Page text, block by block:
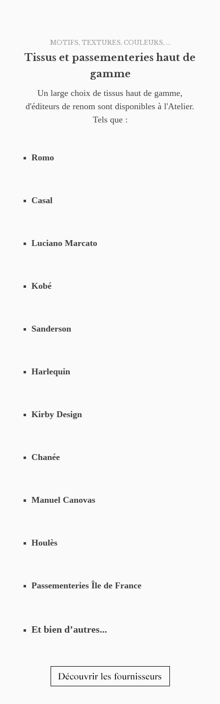
MOTIFS, TEXTURES, COULEURS, ...
Tissus et passementeries haut de
gamme
Un large choix de tissus haut de gamme,
d'éditeurs de renom sont disponibles à l'Atelier.
Tels que :
Romo
Casal
Luciano Marcato
Kobé
Sanderson
Harlequin
Kirby Design
Chanée
Manuel Canovas
Houlès
Passementeries Île de France
Et bien d’autres...